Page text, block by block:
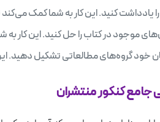
کنید. این کار به شما کمک می‌کند
موجود در کتاب را حل کنید. این کار
خود گروه‌های مطالعاتی تشکیل دهید.
جامع کنکور منتشران